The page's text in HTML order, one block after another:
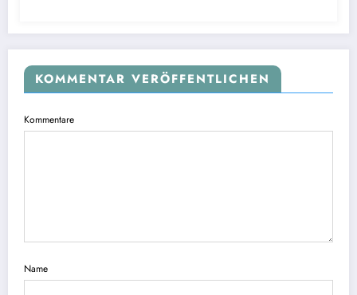
KOMMENTAR VERÖFFENTLICHEN
Kommentare
Name